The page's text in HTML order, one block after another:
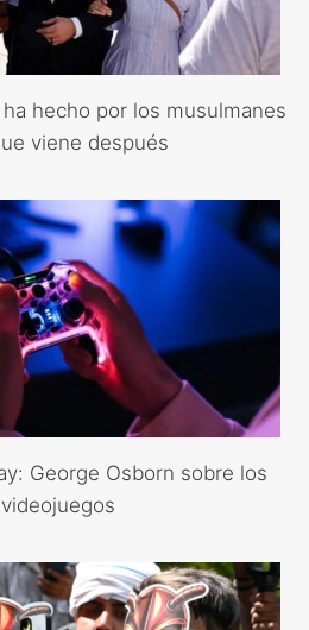
hecho por los musulmanes
viene después
George Osborn sobre los